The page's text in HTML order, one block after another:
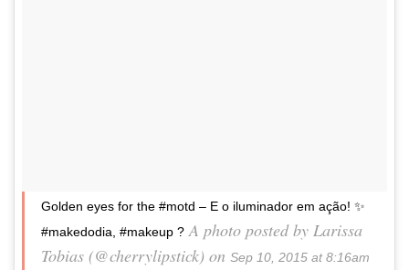
Golden eyes for the #motd – E o iluminador em ação! ✨
#makedodia, #makeup ? A photo posted by Larissa
Tobias (@cherrylipstick) on Sep 10, 2015 at 8:16am